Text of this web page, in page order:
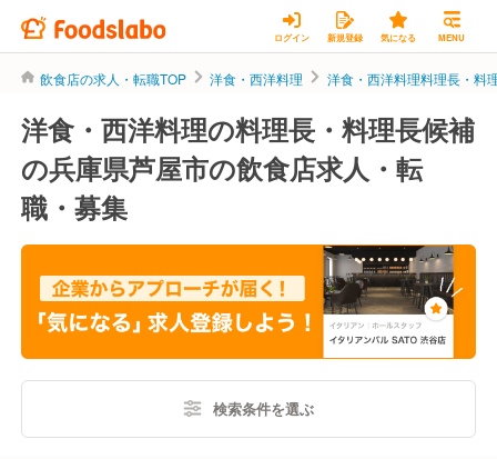
ログイン 新規登録 気になる MENU
飲食店の求人・転職TOP 洋食・西洋料理 洋食・西洋料理料理長・料
洋食・西洋料理の料理長・料理長候補
の兵庫県芦屋市の飲食店求人・転
職・募集
検索条件を選ぶ